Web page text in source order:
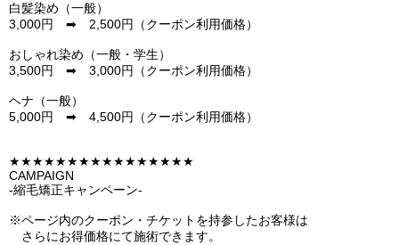
白髪染め（一般）
3,000円 ➡ 2,500円（クーポン利用価格）
おしゃれ染め（一般・学生）
3,500円 ➡ 3,000円（クーポン利用価格）
ヘナ（一般）
5,000円 ➡ 4,500円（クーポン利用価格）
★★★★★★★★★★★★★★★★
CAMPAIGN
-縮毛矯正キャンペーン-
※ページ内のクーポン・チケットを持参したお客様は
さらにお得価格にて施術できます。